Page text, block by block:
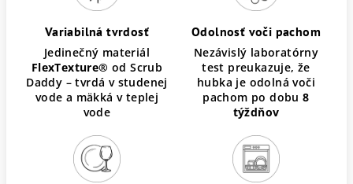
Variabilná tvrdosť
Jedinečný materiál
FlexTexture® od Scrub
Daddy – tvrdá v studenej
vode a mäkká v teplej
vode
Odolnosť voči pachom
Nezávislý laboratórny
test preukazuje, že
hubka je odolná voči
pachom po dobu8
týždňov